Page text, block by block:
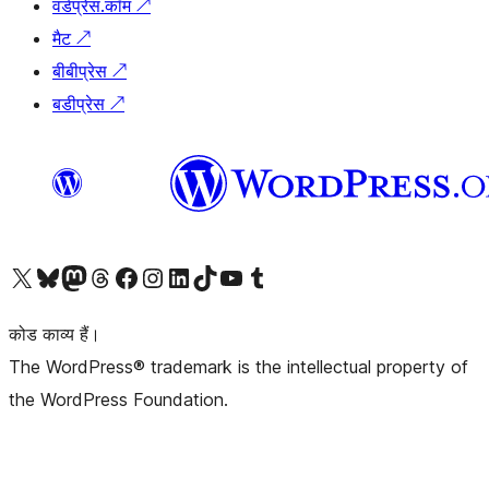
वर्डप्रेस.कॉम ↗
मैट ↗
बीबीप्रेस ↗
बडीप्रेस ↗
Visit our X (formerly Twitter) account
हमारे बलुस्की खाते पर जाएँVisit our Mastodon account
हमारे थ्रेड्स अकाउंट पर जाएंहमारे फेसबुक पेज पर जाएँहमारे इंस्टाग्राम अकाउंट पर जाएंहमारे लिंक्डइन खाते पर जाएँहमारे टिकटॉक खाते पर जाएँहमारे यूट्यूब चैनल पर जाएंहमारे Tumblr खाते पर जाएँ
कोड काव्य हैं।
The WordPress® trademark is the intellectual property of
the WordPress Foundation.